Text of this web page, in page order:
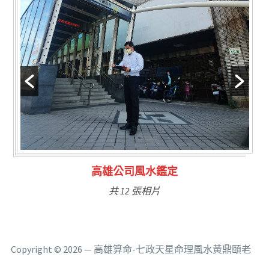
林氏福主量子生基造命
共 6 張相片
Copyright © 2026 — 高雄算命-七政天星命理風水黃鼎頤老